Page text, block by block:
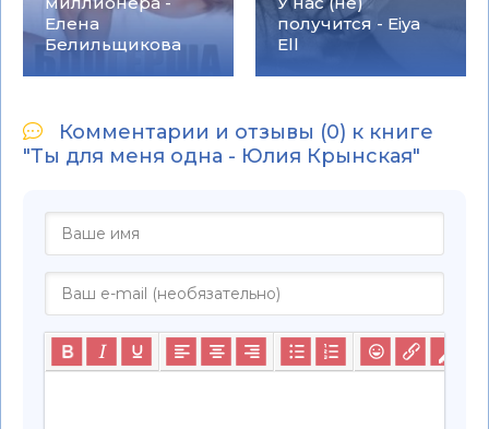
Елена
Белильщикова
получится - Eiya
Ell
Комментарии и отзывы (0) к книге
"Ты для меня одна - Юлия Крынская"